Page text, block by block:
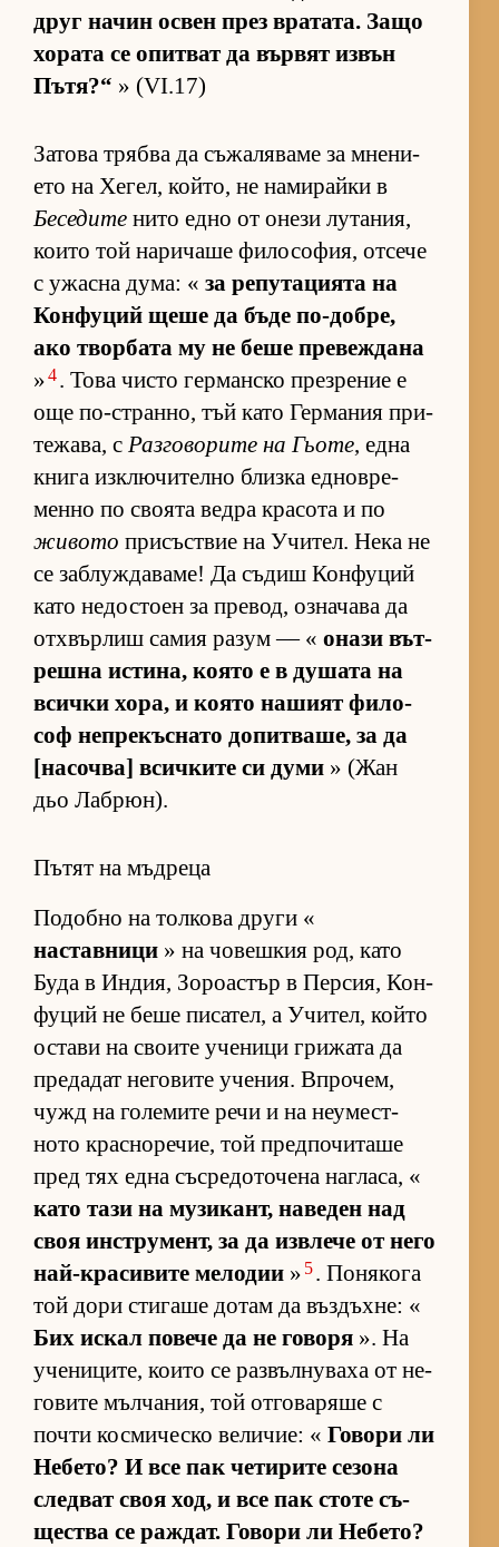
друг на­чин ос­вен през вра­та­та. Защо
хо­рата се опит­ват да вър­вят из­вън
Пъ­тя?“ » (VI.17)
За­това трябва да съ­жа­ля­ваме за мне­ни­
ето на Хе­гел, кой­то, не на­ми­райки в
Беседите нито едно от онези лу­та­ния,
ко­ито той на­ри­чаше фи­ло­со­фия, от­сече
с ужасна ду­ма: « за ре­пу­та­ци­ята на
Кон­фу­ций щеше да бъде по-доб­ре,
ако твор­бата му не беше пре­веж­дана
»4. Това чисто гер­ман­ско през­ре­ние е
още по-ст­ран­но, тъй като Гер­ма­ния при­
те­жа­ва, с Раз­го­во­рите на Гьоте, една
книга из­к­лю­чи­телно близка ед­нов­ре­
менно по сво­ята ведра кра­сота и по
живото при­със­т­вие на Учи­тел. Нека не
се заб­луж­да­ва­ме! Да съ­диш Кон­фу­ций
като не­дос­тоен за пре­вод, оз­на­чава да
от­х­вър­лиш са­мия ра­зум — « онази вът­
решна ис­ти­на, ко­ято е в ду­шата на
всички хо­ра, и ко­ято на­шият фи­ло­
соф неп­ре­къс­нато до­пит­ва­ше, за да
[на­соч­ва] всич­ките си думи » (Жан
дьо Лаб­рюн).
Пътят на мъдреца
По­добно на тол­кова други «
наставници » на чо­веш­кия род, като
Буда в Ин­дия, Зо­ро­ас­тър в Пер­сия, Кон­
фу­ций не беше пи­са­тел, а Учи­тел, който
ос­тави на сво­ите уче­ници гри­жата да
пре­да­дат не­го­вите уче­ния. Впро­чем,
чужд на го­ле­мите речи и на не­у­мес­т­
ното крас­но­ре­чие, той пред­по­чи­таше
пред тях една със­ре­до­то­чена наг­ла­са, «
като тази на му­зи­кант, на­ве­ден над
своя ин­с­т­ру­мент, за да из­в­лече от него
най-кра­си­вите ме­ло­дии » 5. По­ня­кога
той дори сти­гаше до­там да въз­дъх­не: «
Бих ис­кал по­вече да не го­воря ». На
уче­ни­ци­те, ко­ито се раз­въл­ну­ваха от не­
го­вите мъл­ча­ния, той от­го­ва­ряше с
почти кос­ми­ческо ве­ли­чие: « Го­вори ли
Не­бе­то? И все пак че­ти­рите се­зона
след­ват своя ход, и все пак стоте съ­
щес­тва се раж­дат. Го­вори ли Не­бе­то?